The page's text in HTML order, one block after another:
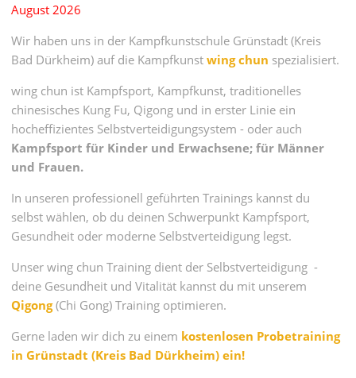
August 2026
Wir haben uns in der Kampfkunstschule Grünstadt (Kreis
Bad Dürkheim) auf die Kampfkunstwing chun spezialisiert.
wing chun ist Kampfsport, Kampfkunst, traditionelles
chinesisches Kung Fu, Qigong und in erster Linie ein
hocheffizientes Selbstverteidigungsystem - oder auch
Kampfsport für Kinder und Erwachsene; für Männer
und Frauen.
In unseren professionell geführten Trainings kannst du
selbst wählen, ob du deinen Schwerpunkt Kampfsport,
Gesundheit oder moderne Selbstverteidigung legst.
Unser wing chun Training dient der Selbstverteidigung -
deine Gesundheit und Vitalität kannst du mit unserem
Qigong (Chi Gong) Training optimieren.
Gerne laden wir dich zu einem kostenlosen Probetraining
in Grünstadt (Kreis Bad Dürkheim) ein!